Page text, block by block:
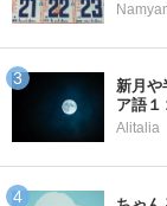
新月や
ア語１
Alitalia